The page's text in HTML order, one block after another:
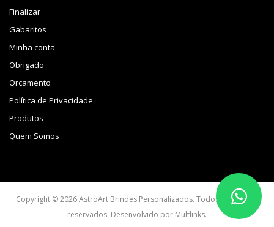
Finalizar
Gabaritos
Minha conta
Obrigado
Orçamento
Política de Privacidade
Produtos
Quem Somos
Copyright © 2026 AstroArt Brindes Personalizados. Todos os direitos
reservados. Desenvolvido por Multlinks.